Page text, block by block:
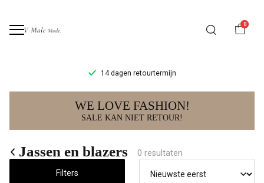
0
14 dagen retourtermijn
Jassen
en
blazers
WE LOVE FASHION!
SALE KAN NIET RETOUR!
Jassen en blazers 0 resultaten
Filters